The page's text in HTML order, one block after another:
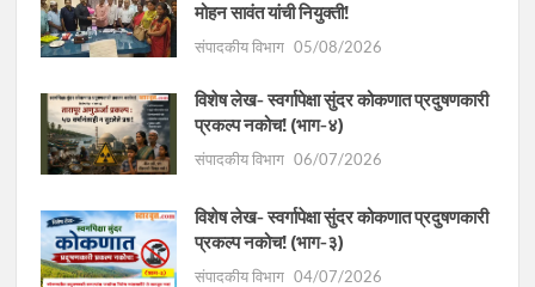
मोहन सावंत यांची नियुक्ती!
संपादकीय विभाग 05/08/2026
विशेष लेख- स्वर्गापेक्षा सुंदर कोकणात प्रदुषणकारी
प्रकल्प नकोच! (भाग-४)
संपादकीय विभाग 06/07/2026
विशेष लेख- स्वर्गापेक्षा सुंदर कोकणात प्रदुषणकारी
प्रकल्प नकोच! (भाग-३)
संपादकीय विभाग 04/07/2026